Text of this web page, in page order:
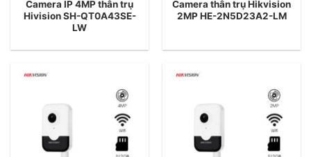
Camera IP 4MP thân trụ
Hivision SH-QT0A43SE-
LW
Camera thân trụ Hikvision
2MP HE-2N5D23A2-LM